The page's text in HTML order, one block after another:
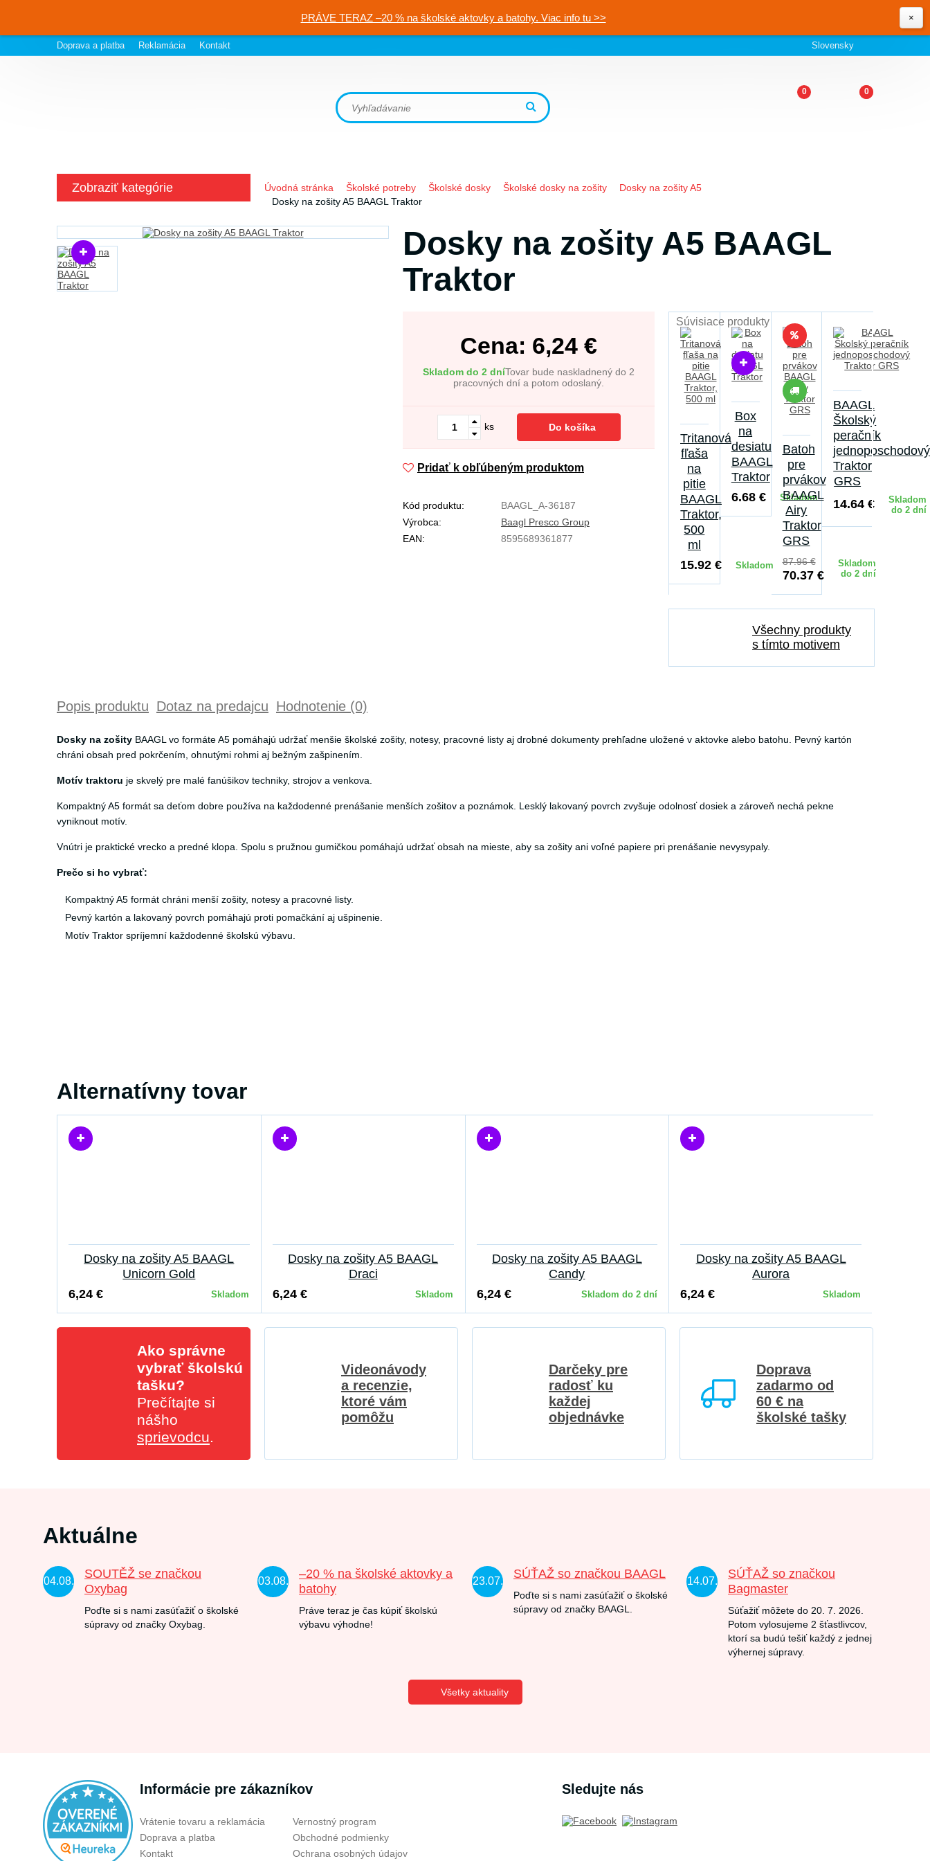
PRÁVE TERAZ –20 % na školské aktovky a batohy. Viac info tu >> ×
Doprava a platba Reklamácia Kontakt Slovensky
0 0
Zobraziť kategórie Úvodná stránka Školské potreby Školské dosky Školské dosky na zošity
Dosky na zošity A5
Dosky na zošity A5 BAAGL Traktor
Dosky na zošity A5 BAAGL
Traktor
Cena: 6,24 €
Skladom do 2 dníTovar bude naskladnený do 2
pracovných dní a potom odoslaný.
ks Do košíka
Pridať k obľúbeným produktom
Kód produktu:
BAAGL_A-36187
Výrobca:
Baagl Presco Group
EAN:
8595689361877
Súvisiace produkty
Tritanová
fľaša
na
pitie
BAAGL
Traktor,
500
ml
15.92 €
Skladom
Box
na
desiatu
BAAGL
Traktor
6.68 €
Skladom
Batoh
pre
prvákov
BAAGL
Airy
Traktor
GRS
87.96 €
70.37 €
Skladom
do 2 dní
BAAGL
Školský
peračník
jednoposchodový
Traktor
GRS
14.64 €
Skladom
do 2 dní
Všechny produkty
s tímto motivem
Popis produktu Dotaz na predajcu Hodnotenie (0)
Dosky na zošity BAAGL vo formáte A5 pomáhajú udržať menšie školské zošity, notesy, pracovné listy aj drobné dokumenty prehľadne uložené v aktovke alebo batohu. Pevný kartón
chráni obsah pred pokrčením, ohnutými rohmi aj bežným zašpinením.
Motív traktoru je skvelý pre malé fanúšikov techniky, strojov a venkova.
Kompaktný A5 formát sa deťom dobre používa na každodenné prenášanie menších zošitov a poznámok. Lesklý lakovaný povrch zvyšuje odolnosť dosiek a zároveň nechá pekne
vyniknout motív.
Vnútri je praktické vrecko a predné klopa. Spolu s pružnou gumičkou pomáhajú udržať obsah na mieste, aby sa zošity ani voľné papiere pri prenášanie nevysypaly.
Prečo si ho vybrať:
Kompaktný A5 formát chráni menší zošity, notesy a pracovné listy.
Pevný kartón a lakovaný povrch pomáhajú proti pomačkání aj ušpinenie.
Motív Traktor spríjemní každodenné školskú výbavu.
Alternatívny tovar
Dosky na zošity A5 BAAGL
Unicorn Gold
6,24 €
Skladom
Dosky na zošity A5 BAAGL
Draci
6,24 €
Skladom
Dosky na zošity A5 BAAGL
Candy
6,24 €
Skladom do 2 dní
Dosky na zošity A5 BAAGL
Aurora
6,24 €
Skladom
Ako správne
vybrať školskú
tašku?
Prečítajte si
nášho
sprievodcu.
Videonávody
a recenzie,
ktoré vám
pomôžu
Darčeky pre
radosť ku
každej
objednávke
Doprava
zadarmo od
60 € na
školské tašky
Aktuálne
04.08.
SOUTĚŽ se značkou
Oxybag
Poďte si s nami zasúťažiť o školské
súpravy od značky Oxybag.
03.08.
–20 % na školské aktovky a
batohy
Práve teraz je čas kúpiť školskú
výbavu výhodne!
23.07.
SÚŤAŽ so značkou BAAGL
Poďte si s nami zasúťažiť o školské
súpravy od značky BAAGL.
14.07.
SÚŤAŽ so značkou
Bagmaster
Súťažiť môžete do 20. 7. 2026.
Potom vylosujeme 2 šťastlivcov,
ktorí sa budú tešiť každý z jednej
výhernej súpravy.
Všetky aktuality
Informácie pre zákazníkov
Vrátenie tovaru a reklamácia
Doprava a platba
Kontakt
Vernostný program
Obchodné podmienky
Ochrana osobných údajov
Sledujte nás